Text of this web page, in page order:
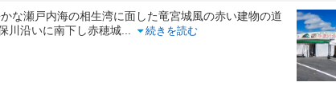
な瀬戸内海の相生湾に面した竜宮城風の赤い建物の道
川沿いに南下し赤穂城
続きを読む